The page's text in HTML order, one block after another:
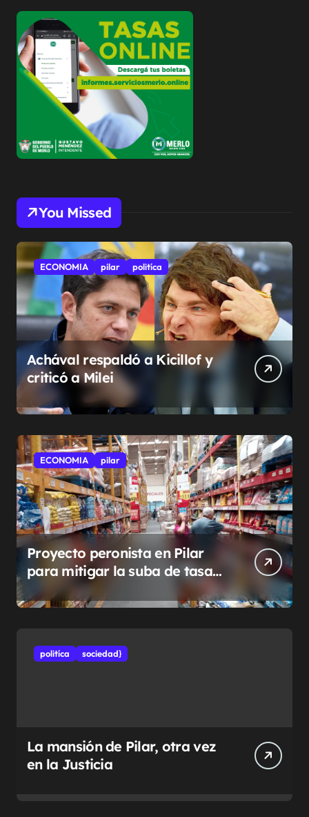
You Missed
ECONOMIA pilar politíca
Achával respaldó a Kicillof y
criticó a Milei
ECONOMIA pilar
Proyecto peronista en Pilar
para mitigar la suba de tasas
municipales
politíca sociedad}
La mansión de Pilar, otra vez
en la Justicia